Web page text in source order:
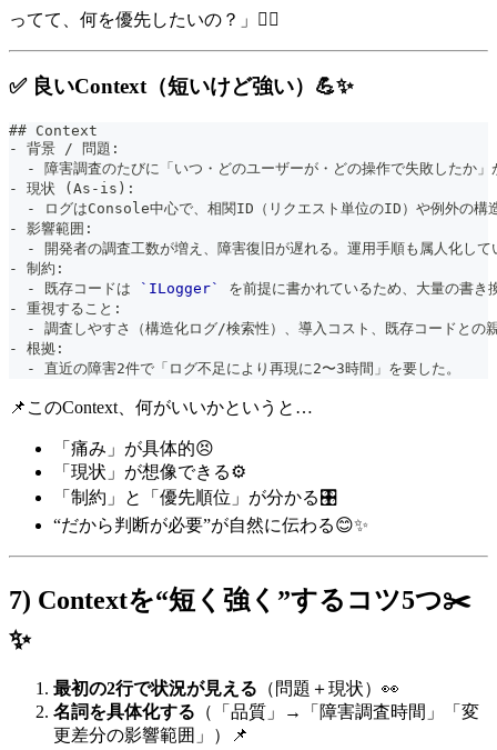
ってて、何を優先したいの？」😵‍💫
✅ 良いContext（短いけど強い）💪✨
## Context
-
背景 / 問題:
-
障害調査のたびに「いつ・どのユーザーが・どの操作で失敗したか
-
現状 (As-is):
-
ログはConsole中心で、相関ID（リクエスト単位のID）や例外の構
-
影響範囲:
-
開発者の調査工数が増え、障害復旧が遅れる。運用手順も属人化して
-
制約:
-
既存コードは `ILogger`
を前提に書かれているため、大量の書き
-
重視すること:
-
調査しやすさ（構造化ログ/検索性）、導入コスト、既存コードとの
-
根拠:
-
直近の障害2件で「ログ不足により再現に2〜3時間」を要した。
📌このContext、何がいいかというと…
「痛み」が具体的😣
「現状」が想像できる⚙️
「制約」と「優先順位」が分かる🎛️
“だから判断が必要”が自然に伝わる😊✨
7) Contextを“短く強く”するコツ5つ✂️
✨
最初の2行で状況が見える （問題＋現状）👀
名詞を具体化する （「品質」→「障害調査時間」「変
更差分の影響範囲」）📌